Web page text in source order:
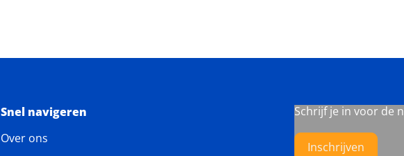
Snel navigeren
Over ons
Schrijf je in voor de
Inschrijven